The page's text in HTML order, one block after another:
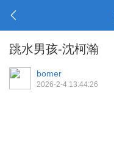
跳水男孩-沈柯瀚
bomer
2026-2-4 13:44:26